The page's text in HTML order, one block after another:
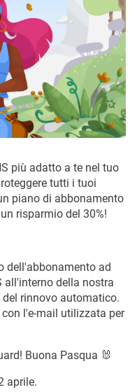
più adatto a te nel tuo
tutti i tuoi
piano di abbonamento
risparmio del 30%!
dell'abbonamento ad
all'interno della nostra
rinnovo automatico.
l'e-mail utilizzata per
Buona Pasqua 🐰
aprile.